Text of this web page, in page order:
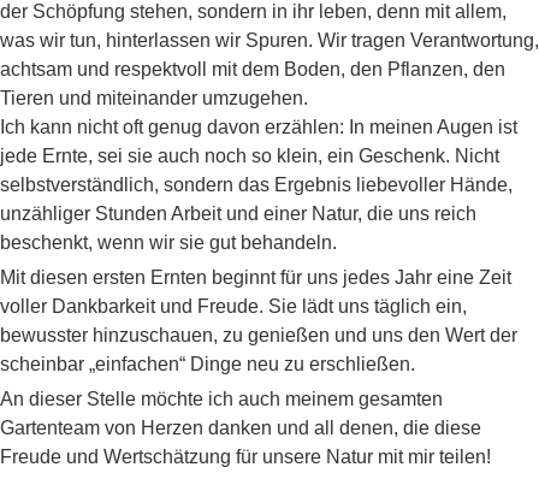
der Schöpfung stehen, sondern in ihr leben, denn mit allem,
was wir tun, hinterlassen wir Spuren. Wir tragen Verantwortung,
achtsam und respektvoll mit dem Boden, den Pflanzen, den
Tieren und miteinander umzugehen.
Ich kann nicht oft genug davon erzählen: In meinen Augen ist
jede Ernte, sei sie auch noch so klein, ein Geschenk. Nicht
selbstverständlich, sondern das Ergebnis liebevoller Hände,
unzähliger Stunden Arbeit und einer Natur, die uns reich
beschenkt, wenn wir sie gut behandeln.
Mit diesen ersten Ernten beginnt für uns jedes Jahr eine Zeit
voller Dankbarkeit und Freude. Sie lädt uns täglich ein,
bewusster hinzuschauen, zu genießen und uns den Wert der
scheinbar „einfachen“ Dinge neu zu erschließen.
An dieser Stelle möchte ich auch meinem gesamten
Gartenteam von Herzen danken und all denen, die diese
Freude und Wertschätzung für unsere Natur mit mir teilen!